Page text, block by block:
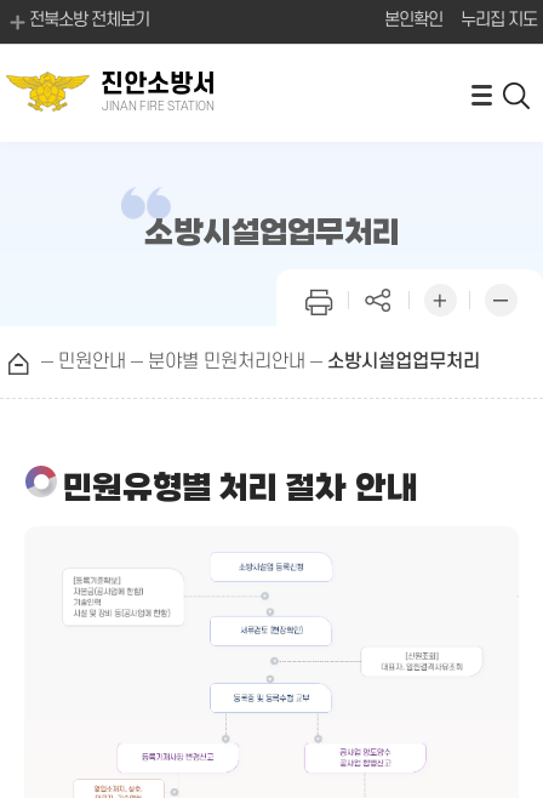
전북소방 전체보기 본인확인 누리집 지도
진안소방서
JINAN FIRE STATION
소방시설업업무처리
민원안내 분야별 민원처리안내 소방시설업업무처리
민원유형별 처리 절차 안내